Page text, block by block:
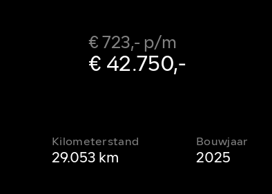
€ 723,- p/m
€ 42.750,-
Kilometerstand
29.053 km
Bouwjaar
2025